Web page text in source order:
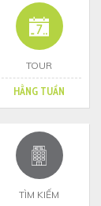
TOUR
HẰNG TUẦN
TÌM KIẾM